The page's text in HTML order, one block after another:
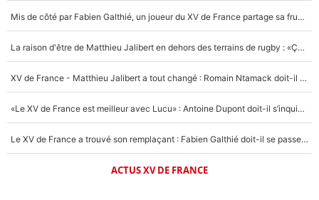
Mis de côté par Fabien Galthié, un joueur du XV de France partage sa frustration : «ils ne me l’ont pas dit tout de suite»
La raison d'être de Matthieu Jalibert en dehors des terrains de rugby : «Ça m'atteint autant que si tu touches à un membre de ma famille»
XV de France - Matthieu Jalibert a tout changé : Romain Ntamack doit-il s’inquiéter pour sa place à un an de la Coupe du monde ?
«Le XV de France est meilleur avec Lucu» : Antoine Dupont doit-il s’inquiéter pour sa place ?
Le XV de France a trouvé son remplaçant : Fabien Galthié doit-il se passer d'Antoine Dupont ?
ACTUS XV DE FRANCE